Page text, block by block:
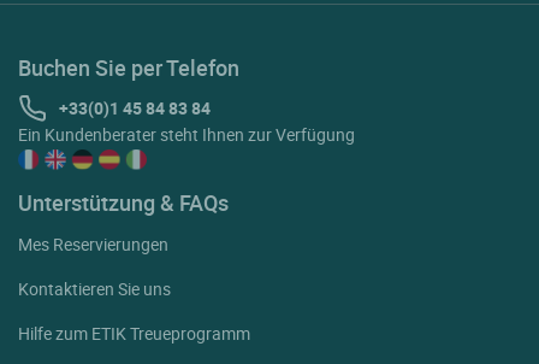
Buchen Sie per Telefon
+33(0)1 45 84 83 84
Ein Kundenberater steht Ihnen zur Verfügung
Unterstützung & FAQs
Mes Reservierungen
Kontaktieren Sie uns
Hilfe zum ETIK Treueprogramm